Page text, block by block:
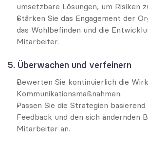
umsetzbare Lösungen, um Risiken
Stärken Sie das Engagement der
das Wohlbefinden und die
Mitarbeiter.
5. Überwachen und verfeinern
Bewerten Sie kontinuierlich die
Kommunikationsmaßnahmen.
Passen Sie die Strategien
Feedback und den sich ändernden
Mitarbeiter an.